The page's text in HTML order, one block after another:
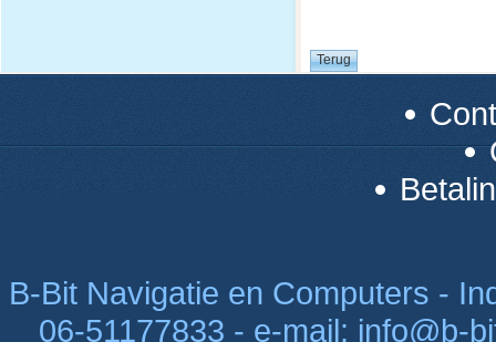
B-Bit Navigatie en Computers -
06-51177833 - e-mail: info@b-